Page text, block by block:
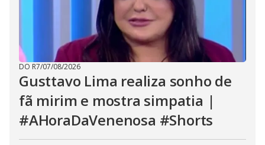
DO R7/07/08/2026
Gusttavo Lima realiza sonho de
fã mirim e mostra simpatia |
#AHoraDaVenenosa #Shorts